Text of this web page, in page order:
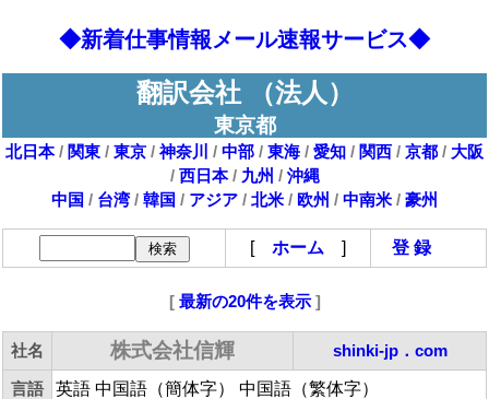
◆新着仕事情報メール速報サービス◆
翻訳会社 （法人）
東京都
北日本/ 関東 / 東京 / 神奈川 / 中部 / 東海 / 愛知 / 関西 / 京都 / 大阪
/ 西日本/ 九州 / 沖縄
中国 / 台湾/ 韓国 / アジア / 北米 / 欧州 / 中南米 / 豪州
[ ホーム ] 登 録
[ 最新の20件を表示]
社名 株式会社信輝 shinki-jp．com
言語 英語 中国語（簡体字） 中国語（繁体字）